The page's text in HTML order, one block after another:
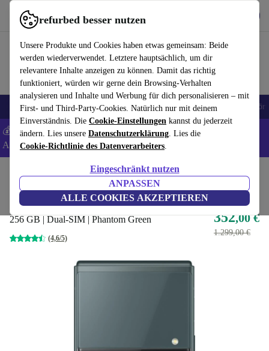
refurbed besser nutzen
Unsere Produkte und Cookies haben etwas gemeinsam: Beide
werden wiederverwendet. Letztere hauptsächlich, um dir
relevantere Inhalte anzeigen zu können. Damit das richtig
funktioniert, würden wir gerne dein Browsing-Verhalten
analysieren und Inhalte und Werbung für dich personalisieren – mit
First- und Third-Party-Cookies. Natürlich nur mit deinem
Einverständnis. Die Cookie-Einstellungen kannst du jederzeit
ändern. Lies unsere Datenschutzerklärung. Lies die
Cookie-Richtlinie des Datenverarbeiters.
Eingeschränkt nutzen
ANPASSEN
ALLE COOKIES AKZEPTIEREN
refurbed schnell und einfach nutzen
🎒 Back to school Handys Laptops Tablets Smartwatches Zubehör
💰 Extra -8% auf Samsung- und Google-Smartphones - Code:
ANDROID8 -AGB
Handys & Smartphones Samsung Galaxy Handys
Samsung Galaxy Z Flip 3 5G
256 GB | Dual-SIM | Phantom Green
(4,6/5)
352,00 €
1.299,00 €